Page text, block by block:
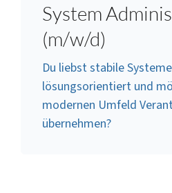
System
(m/w/d)
Du liebst stabile
lösungsorientiert und
modernen Umfeld
übernehmen?